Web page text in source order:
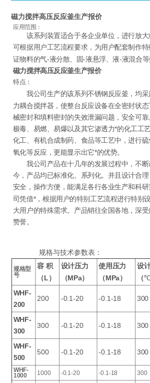
磁力搅拌高压反应釜生产报价
应用范围：
该系列装置适合于各企业单位，进行放大
可根据用户工艺流程要求，为用户配套制作
证物料的气-液分散、固-液悬浮、液-液混合等
磁力搅拌高压反应釜生产报价
特点：
我公司生产的该系列不锈钢反应釜，均采
力耦合搅拌器，使整台反应设备在全密封状
械密封和填料密封的失效泄漏问题，安全可
极毒、易燃、易爆以及其它渗透力*的化工工
化工、有机合成制药、食品等工艺中，进行硫
氧化等反应，更能显示出它*的优势。
我公司产品在十几年的发展过程中，不断
今，产品均已标准化、系列化。并且设计合
安全，操作方便，能满足各行各业生产和科
司凭借*，根据用户的特别工艺流程进行特别
大用户的特殊需求。产品销往全国各地，深
赞誉。
规格与技术参数表：
规格型
号
容 积
（L）
设计压力
（MPa）
使用压力
（MPa）
设
（℃
WHF-
200
200 -0.1-20 -0.1-18 300
WHF-
300
300 -0.1-20 -0.1-18 300
WHF-
500
500 -0.1-20 -0.1-18 300
WHF-
1000 1000 -0.1-20 -0.1-18 300